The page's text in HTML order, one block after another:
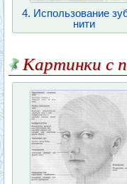
4. Использование
нити
Картинки с